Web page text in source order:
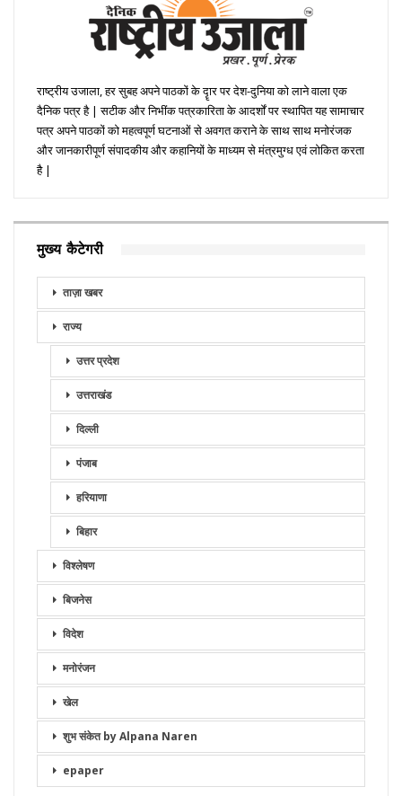
राष्ट्रीय उजाला, हर सुबह अपने पाठकों के दॄार पर देश-दुनिया को लाने वाला एक
दैनिक पत्र है | सटीक और निभींक पत्रकारिता के आदर्शों पर स्थापित यह सामाचार
पत्र अपने पाठकों को महत्वपूर्ण घटनाओं से अवगत कराने के साथ साथ मनोरंजक
और जानकारीपूर्ण संपादकीय और कहानियों के माध्यम से मंत्रमुग्ध एवं लोकित करता
है |
मुख्य कैटेगरी
ताज़ा खबर
राज्य
उत्तर प्रदेश
उत्तराखंड
दिल्ली
पंजाब
हरियाणा
बिहार
विश्लेषण
बिजनेस
विदेश
मनोरंजन
खेल
शुभ संकेत by Alpana Naren
epaper